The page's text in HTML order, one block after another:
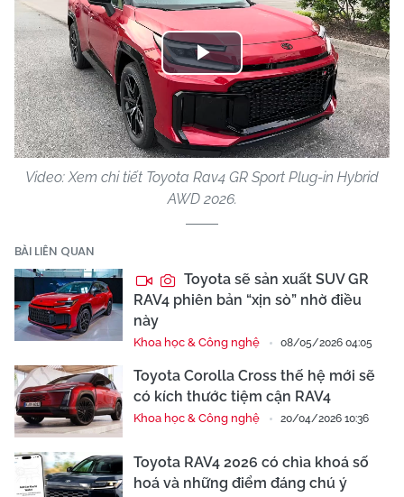
Play
Video
Video: Xem chi tiết Toyota Rav4 GR Sport Plug-in Hybrid
AWD 2026.
BÀI LIÊN QUAN
Toyota sẽ sản xuất SUV GR
RAV4 phiên bản “xịn sò” nhờ điều
này
Khoa học & Công nghệ 08/05/2026 04:05
Toyota Corolla Cross thế hệ mới sẽ
có kích thước tiệm cận RAV4
Khoa học & Công nghệ 20/04/2026 10:36
Toyota RAV4 2026 có chìa khoá số
hoá và những điểm đáng chú ý